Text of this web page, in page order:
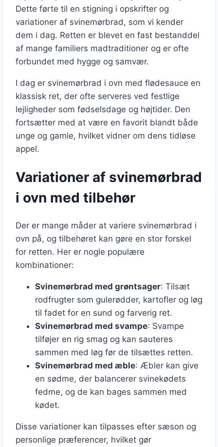
Dette førte til en stigning i opskrifter og
variationer af svinemørbrad, som vi kender
dem i dag. Retten er blevet en fast bestanddel
af mange familiers madtraditioner og er ofte
forbundet med hygge og samvær.
I dag er svinemørbrad i ovn med flødesauce en
klassisk ret, der ofte serveres ved festlige
lejligheder som fødselsdage og højtider. Den
fortsætter med at være en favorit blandt både
unge og gamle, hvilket vidner om dens tidløse
appel.
Variationer af svinemørbrad
i ovn med tilbehør
Der er mange måder at variere svinemørbrad i
ovn på, og tilbehøret kan gøre en stor forskel
for retten. Her er nogle populære
kombinationer:
Svinemørbrad med grøntsager: Tilsæt
rodfrugter som gulerødder, kartofler og løg
til fadet for en sund og farverig ret.
Svinemørbrad med svampe: Svampe
tilføjer en rig smag og kan sauteres
sammen med løg før de tilsættes retten.
Svinemørbrad med æble: Æbler kan give
en sødme, der balancerer svinekødets
fedme, og de kan bages sammen med
kødet.
Disse variationer kan tilpasses efter sæson og
personlige præferencer, hvilket gør